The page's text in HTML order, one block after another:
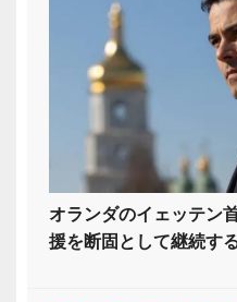
オランダのイェッテン
援を断固として継続する